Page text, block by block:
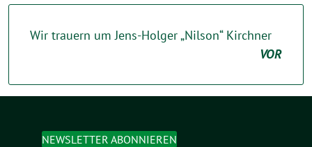
Wir trauern um Jens-Holger „Nilson“ Kirchner
VOR
NEWSLETTER ABONNIEREN